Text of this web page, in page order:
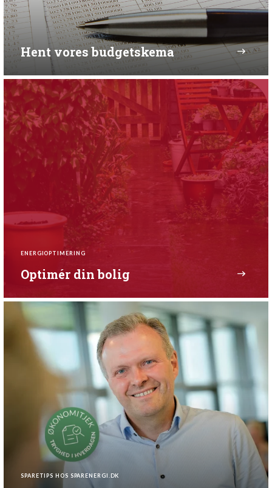
Hent vores budgetskema
ENERGIOPTIMERING
Optimér din bolig
SPARETIPS HOS SPARENERGI.DK